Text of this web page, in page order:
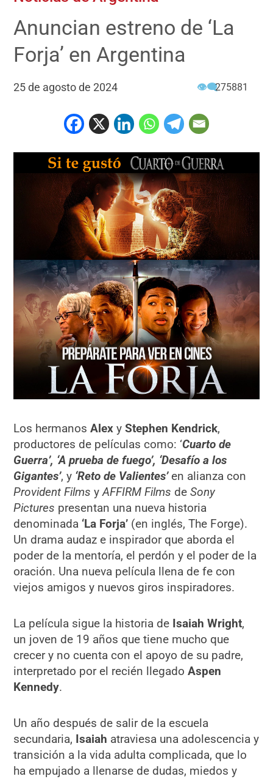
Anuncian estreno de ‘La
Forja’ en Argentina
25 de agosto de 2024 👁‍🗨275881
Los hermanosAlexyStephen Kendrick,
productores de películas como: ‘Cuarto de
Guerra’, ‘A prueba de fuego’, ‘Desafío a los
Gigantes’, y ‘Reto de Valientes’en alianza con
Provident Films yAFFIRM Films deSony
Pictures presentan una nueva historia
denominada ‘La Forja’ (en inglés, The Forge).
Un drama audaz e inspirador que aborda el
poder de la mentoría, el perdón y el poder de la
oración. Una nueva película llena de fe con
viejos amigos y nuevos giros inspiradores.
La película sigue la historia de Isaiah Wright,
un joven de 19 años que tiene mucho que
crecer y no cuenta con el apoyo de su padre,
interpretado por el recién llegadoAspen
Kennedy.
Un año después de salir de la escuela
secundaria, Isaiah atraviesa una adolescencia y
transición a la vida adulta complicada, que lo
ha empujado a llenarse de dudas, miedos y